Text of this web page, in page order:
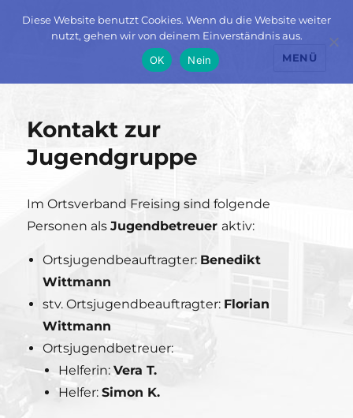
MENÜ
Kontakt zur
Jugendgruppe
Im Ortsverband Freising sind folgende
Personen alsJugendbetreuer aktiv:
Ortsjugendbeauftragter: Benedikt
Wittmann
stv. Ortsjugendbeauftragter: Florian
Wittmann
Ortsjugendbetreuer:
Helferin:Vera T.
Helfer:Simon K.
Diese Website benutzt Cookies. Wenn du die Website weiter
nutzt, gehen wir von deinem Einverständnis aus.
OK
Nein